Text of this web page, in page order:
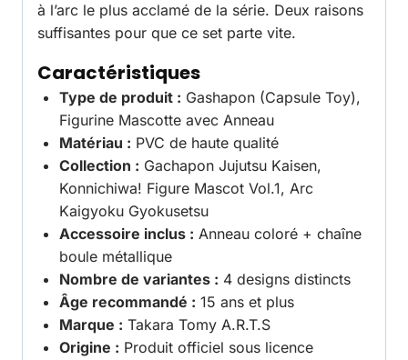
à l’arc le plus acclamé de la série. Deux raisons
suffisantes pour que ce set parte vite.
Caractéristiques
Type de produit : Gashapon (Capsule Toy),
Figurine Mascotte avec Anneau
Matériau : PVC de haute qualité
Collection : Gachapon Jujutsu Kaisen,
Konnichiwa! Figure Mascot Vol.1, Arc
Kaigyoku Gyokusetsu
Accessoire inclus : Anneau coloré + chaîne
boule métallique
Nombre de variantes : 4 designs distincts
Âge recommandé : 15 ans et plus
Marque : Takara Tomy A.R.T.S
Origine : Produit officiel sous licence